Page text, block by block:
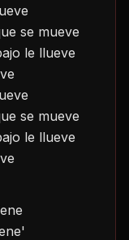
se mueve
le llueve
se mueve
le llueve